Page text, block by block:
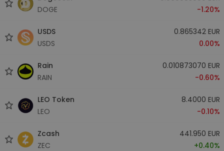
DOGE
-1.20%
USDS
USDS
0.865342 EUR
0.00%
Rain
RAIN
0.010873070 EUR
-0.60%
LEO Token
LEO
8.4000 EUR
-0.10%
Zcash
ZEC
441.950 EUR
+0.40%